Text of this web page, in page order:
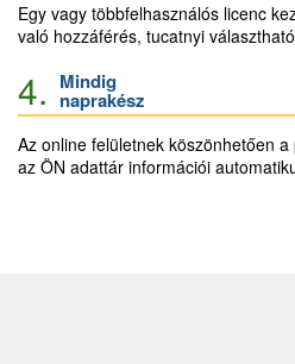
Egy vagy többfelhasználós licenc
való hozzáférés, tucatnyi
4. Mindig
naprakész
Az online felületnek köszönhetően
az ÖN adattár információi